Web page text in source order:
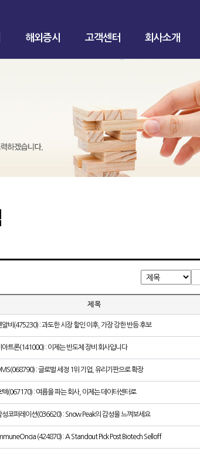
해외증시 고객센터 회사소개
제 목
알비(475230) : 과도한 시장 할인 이후, 가장 강한 반등 후보
아트론(141000) : 이제는 반도체 장비 회사입니다
: 글로벌 세정 1위 기업, 유리기판으로 확장
텍(067170) : 여름을 파는 회사, 이제는 데이터센터로
성코퍼레이션(036620) : Snow Peak의 감성을 느껴보세요
(424870) : A Standout Pick Post Biotech Selloff